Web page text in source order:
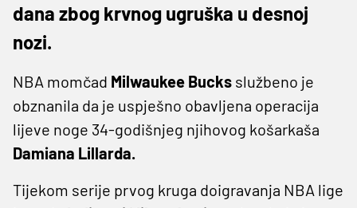
dana zbog krvnog ugruška u desnoj
nozi.
NBA momčad Milwaukee Bucks službeno je
obznanila da je uspješno obavljena operacija
lijeve noge 34-godišnjeg njihovog košarkaša
Damiana Lillarda.
Tijekom serije prvog kruga doigravanja NBA lige